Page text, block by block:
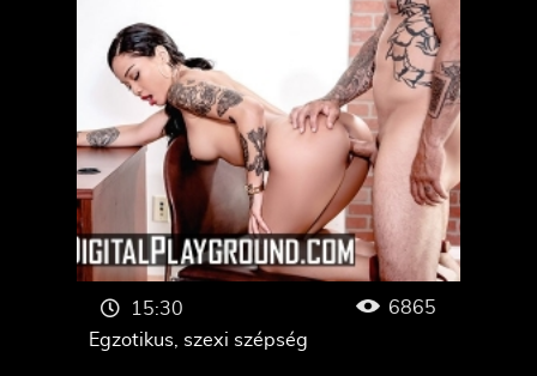
Egzotikus, szexi szépség
15:30 6865